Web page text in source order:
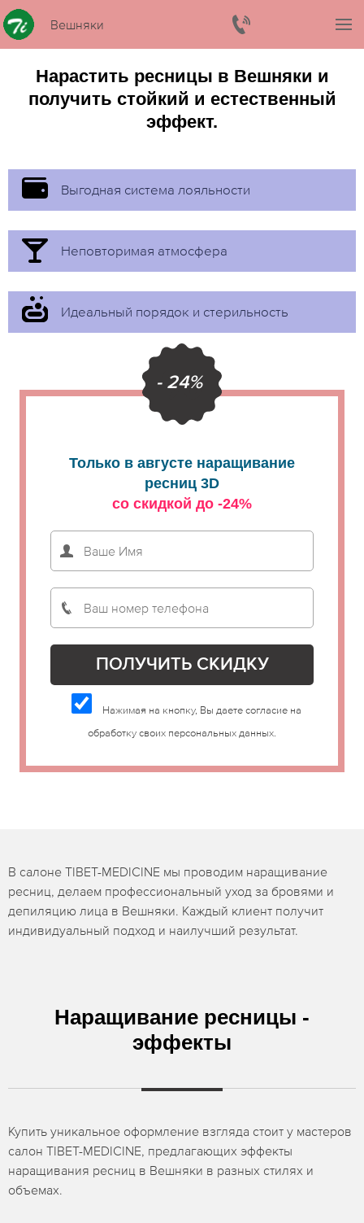
Вешняки
Нарастить ресницы в Вешняки и
получить стойкий и естественный
эффект.
Выгодная система лояльности
Неповторимая атмосфера
Идеальный порядок и стерильность
- 24%
Только в августе наращивание
ресниц 3D
со скидкой до -24%
Нажимая на кнопку, Вы даете согласие на
обработку своих персональных данных.
В салоне TIBET-MEDICINE мы проводим наращивание
ресниц, делаем профессиональный уход за бровями и
депиляцию лица в Вешняки. Каждый клиент получит
индивидуальный подход и наилучший результат.
Наращивание ресницы -
эффекты
Купить уникальное оформление взгляда стоит у мастеров
салон TIBET-MEDICINE, предлагающих эффекты
наращивания ресниц в Вешняки в разных стилях и
объемах.